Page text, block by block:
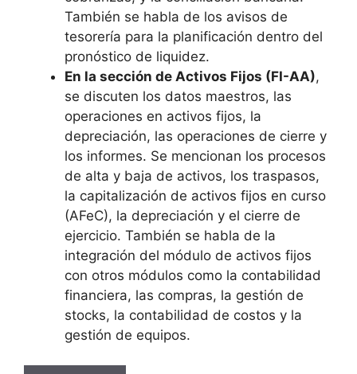
También se habla de los avisos de
tesorería para la planificación dentro del
pronóstico de liquidez.
En la sección de Activos Fijos (FI-AA),
se discuten los datos maestros, las
operaciones en activos fijos, la
depreciación, las operaciones de cierre y
los informes. Se mencionan los procesos
de alta y baja de activos, los traspasos,
la capitalización de activos fijos en curso
(AFeC), la depreciación y el cierre de
ejercicio. También se habla de la
integración del módulo de activos fijos
con otros módulos como la contabilidad
financiera, las compras, la gestión de
stocks, la contabilidad de costos y la
gestión de equipos.